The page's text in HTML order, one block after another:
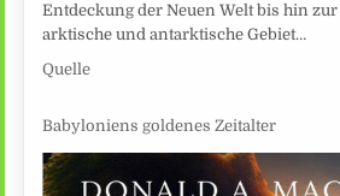
Entdeckung der Neuen Welt bis hin
arktische und antarktische Gebiet…
Quelle
Babyloniens goldenes Zeitalter